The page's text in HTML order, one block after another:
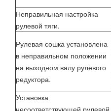
Неправильная настройка
рулевой тяги.
Рулевая сошка установлена
в неправильном положении
на выходном валу рулевого
редуктора.
Установка